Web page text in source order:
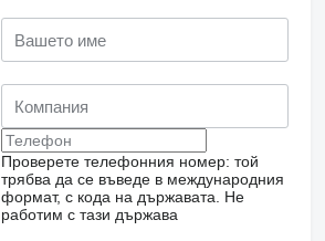
Проверете телефонния номер: той
трябва да се въведе в международния
формат, с кода на държавата.
Не
работим с тази държава